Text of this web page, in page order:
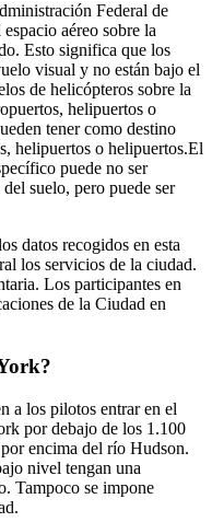
Federal de
aéreo sobre la
Esto significa que los
visual y no están bajo el
de helicópteros sobre la
helipuertos o
tener como destino
helipuertos o helipuertos.El
puede no ser
suelo, pero puede ser
datos recogidos en esta
los servicios de la ciudad.
Los participantes en
de la Ciudad en
a los pilotos entrar en el
por debajo de los 1.100
encima del río Hudson.
nivel tengan una
Tampoco se impone